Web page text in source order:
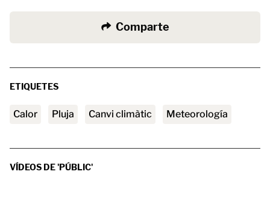
Comparte
ETIQUETES
calor pluja canvi climàtic Meteorología
VÍDEOS DE 'PÚBLIC'